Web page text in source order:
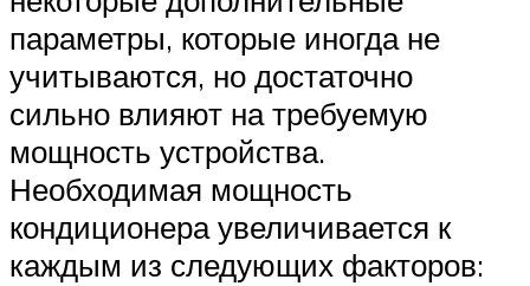
параметры, которые иногда не
учитываются, но достаточно
сильно влияют на требуемую
мощность устройства.
Необходимая мощность
кондиционера увеличивается к
каждым из следующих факторов: